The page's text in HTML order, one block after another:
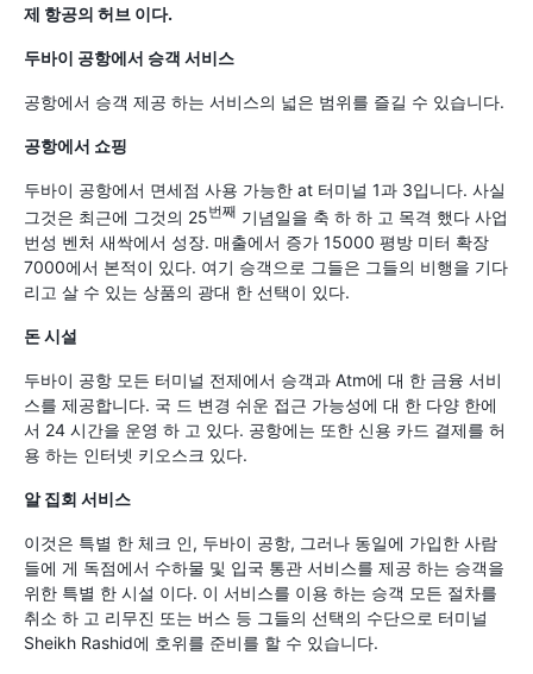
제 항공의 허브 이다.
두바이 공항에서 승객 서비스
공항에서 승객 제공 하는 서비스의 넓은 범위를 즐길 수 있습니다.
공항에서 쇼핑
두바이 공항에서 면세점 사용 가능한 at 터미널 1과 3입니다. 사실
그것은 최근에 그것의 25번째 기념일을 축 하 하 고 목격 했다 사업
번성 벤처 새싹에서 성장. 매출에서 증가 15000 평방 미터 확장
7000에서 본적이 있다. 여기 승객으로 그들은 그들의 비행을 기다
리고 살 수 있는 상품의 광대 한 선택이 있다.
돈 시설
두바이 공항 모든 터미널 전제에서 승객과 Atm에 대 한 금융 서비
스를 제공합니다. 국 드 변경 쉬운 접근 가능성에 대 한 다양 한에
서 24 시간을 운영 하 고 있다. 공항에는 또한 신용 카드 결제를 허
용 하는 인터넷 키오스크 있다.
알 집회 서비스
이것은 특별 한 체크 인, 두바이 공항, 그러나 동일에 가입한 사람
들에 게 독점에서 수하물 및 입국 통관 서비스를 제공 하는 승객을
위한 특별 한 시설 이다. 이 서비스를 이용 하는 승객 모든 절차를
취소 하 고 리무진 또는 버스 등 그들의 선택의 수단으로 터미널
Sheikh Rashid에 호위를 준비를 할 수 있습니다.